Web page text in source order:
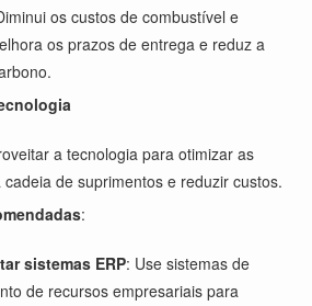
os custos de combustível e
os prazos de entrega e reduz a
a tecnologia para otimizar as
de suprimentos e reduzir custos.
:
sistemas ERP: Use sistemas de
de recursos empresariais para